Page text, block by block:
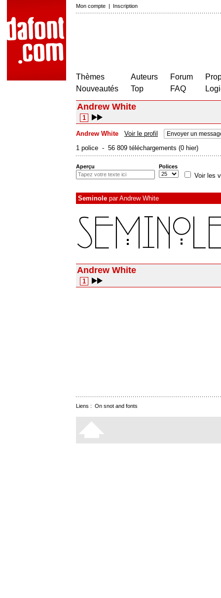
Mon compte | Inscription
Thèmes
Nouveautés
Auteurs
Top
Forum
FAQ
Andrew White
1
Andrew White Voir le profil Envoyer un
1 police - 56 809 téléchargements (0 hier)
Aperçu Polices
Voir les
Seminole parAndrew White
Andrew White
1
Liens : On snot and fonts